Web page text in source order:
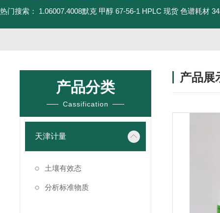
热门搜索： 1.06007.4008默克 甲醇 67-56-1 HPLC 现货 色谱耗材
产品分类
Cassification
天津计量
土壤有效态
分析标准物质
产品展